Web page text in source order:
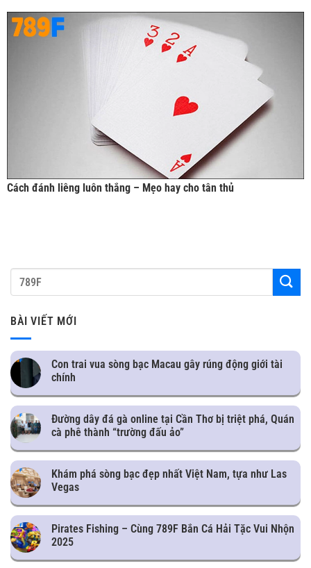
Cách đánh liêng luôn thắng – Mẹo hay cho tân thủ
BÀI VIẾT MỚI
Con trai vua sòng bạc Macau gây rúng động giới tài
chính
Đường dây đá gà online tại Cần Thơ bị triệt phá, Quán
cà phê thành “trường đấu ảo”
Khám phá sòng bạc đẹp nhất Việt Nam, tựa như Las
Vegas
Pirates Fishing – Cùng 789F Bắn Cá Hải Tặc Vui Nhộn
2025